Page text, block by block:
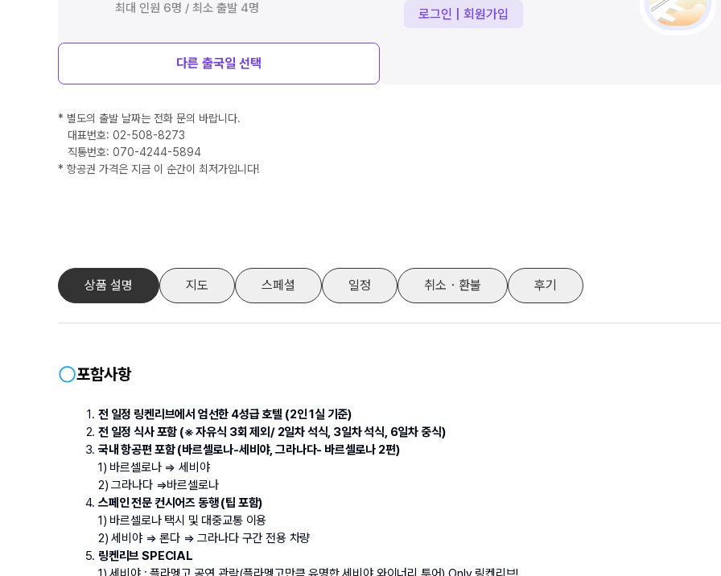
최대 인원 6명 / 최소 출발 4명
다른 출국일 선택
로그인 | 회원가입
* 별도의 출발 날짜는 전화 문의 바랍니다.
대표번호: 02-508-8273
직통번호: 070-4244-5894
* 항공권 가격은 지금 이 순간이 최저가입니다!
상품 설명 지도 스페셜 일정 취소・환불 후기
포함사항
전 일정 링켄리브에서 엄선한 4성급 호텔 (2인 1실 기준)
전 일정 식사 포함 (※ 자유식 3회 제외/ 2일차 석식, 3일차 석식, 6일차 중식)
국내 항공편 포함 (바르셀로나-세비야, 그라나다- 바르셀로나 2편)
1) 바르셀로나 ⇒ 세비야
2) 그라나다 ⇒바르셀로나
스페인 전문 컨시어즈 동행 (팁 포함)
1) 바르셀로나 택시 및 대중교통 이용
2) 세비야 ⇒ 론다 ⇒ 그라나다 구간 전용 차량
링켄리브 SPECIAL